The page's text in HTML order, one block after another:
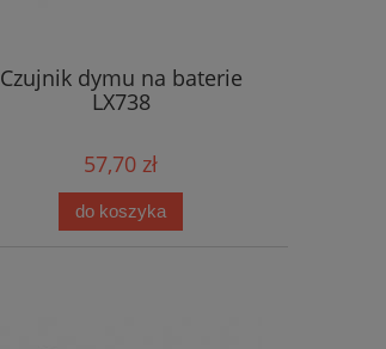
Czujnik dymu na baterie
LX738
57,70 zł
do koszyka